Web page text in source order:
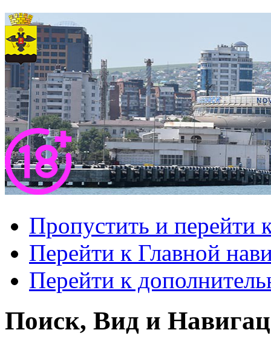
Пропустить и перейти
Перейти к Главной
Перейти к
Поиск, Вид и